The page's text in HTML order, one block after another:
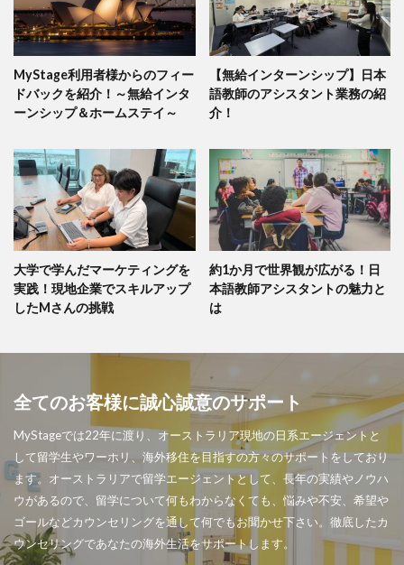
MyStage利用者様からのフィー
ドバックを紹介！～無給インタ
ーンシップ＆ホームステイ～
【無給インターンシップ】日本
語教師のアシスタント業務の紹
介！
大学で学んだマーケティングを
実践！現地企業でスキルアップ
したMさんの挑戦
約1か月で世界観が広がる！日
本語教師アシスタントの魅力と
は
全てのお客様に誠心誠意のサポート
MyStageでは22年に渡り、オーストラリア現地の日系エージェントと
して留学生やワーホリ、海外移住を目指すの方々のサポートをしており
ます。オーストラリアで留学エージェントとして、長年の実績やノウハ
ウがあるので、留学について何もわからなくても、悩みや不安、希望や
ゴールなどカウンセリングを通して何でもお聞かせ下さい。徹底したカ
ウンセリングであなたの海外生活をサポートします。